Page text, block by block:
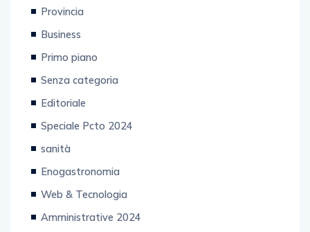
Provincia
Business
Primo piano
Senza categoria
Editoriale
Speciale Pcto 2024
sanità
Enogastronomia
Web & Tecnologia
Amministrative 2024